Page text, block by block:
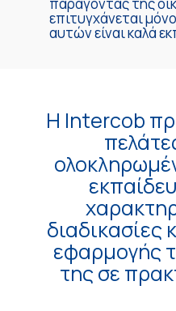
παράγοντας της
επιτυγχάνεται
αυτών είναι καλά
Η Intercob
διαδικασίες
εφαρμογής
της σε